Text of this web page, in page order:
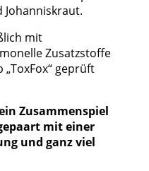
Johanniskraut.
mit
Zusatzstoffe
geprüft
Zusammenspiel
mit einer
und ganz viel